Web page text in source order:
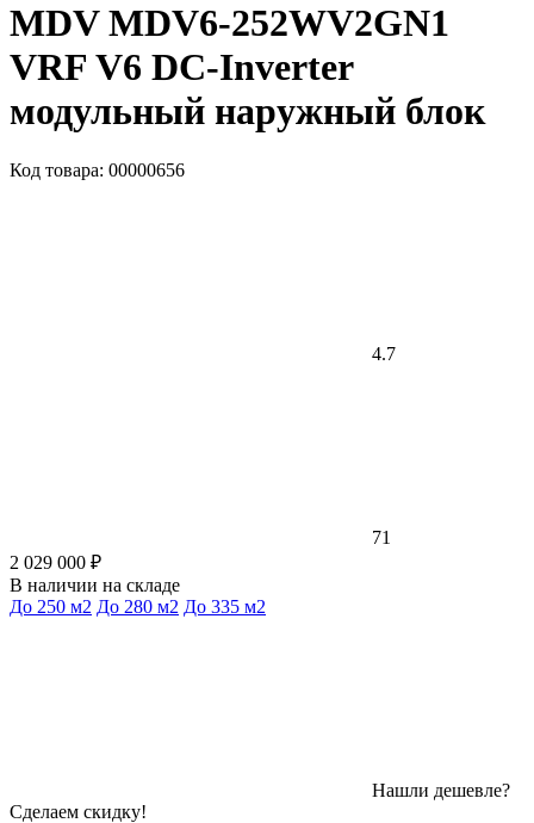
MDV MDV6-252WV2GN1
VRF V6 DC-Inverter
модульный наружный блок
Код товара: 00000656
4.7
71
2 029 000 ₽
В наличии на складе
До 250 м2 До 280 м2 До 335 м2
Нашли дешевле?
Сделаем скидку!